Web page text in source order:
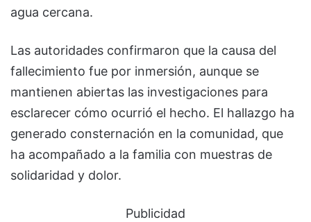
agua cercana.
Las autoridades confirmaron que la causa del
fallecimiento fue por inmersión, aunque se
mantienen abiertas las investigaciones para
esclarecer cómo ocurrió el hecho. El hallazgo ha
generado consternación en la comunidad, que
ha acompañado a la familia con muestras de
solidaridad y dolor.
Publicidad